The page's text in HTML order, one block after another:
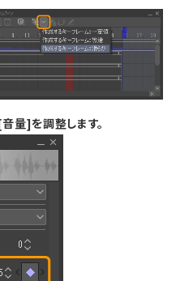
量]を調整します。